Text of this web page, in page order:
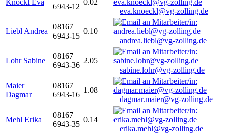
Knöckl Eva
6943-12
0.02
eva.knoeckl@vg-zolling.de
Liebl Andrea
08167
6943-15
0.10
andrea.liebl@vg-zolling.de
Lohr Sabine
08167
6943-36
2.05
sabine.lohr@vg-zolling.de
Maier
Dagmar
08167
6943-16
1.08
dagmar.maier@vg-zolling.de
Mehl Erika
08167
6943-35
0.14
erika.mehl@vg-zolling.de